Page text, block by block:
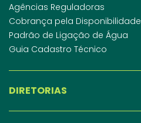
Agências Reguladoras
Cobrança pela Disponibilidade
Padrão de Ligação de Água
Guia Cadastro Técnico
DIRETORIAS